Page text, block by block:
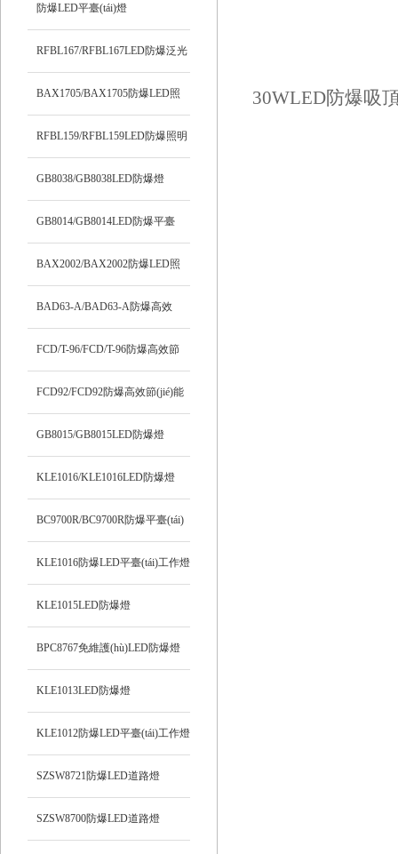
SPF341/SPF341
防爆LED平臺(tái)燈
SPF339/SPF339
RFBL167/RFBL167LED防爆泛光
燈
BAX1705/BAX1705防爆LED照
明燈
RFBL159/RFBL159LED防爆照明
燈
GB8038/GB8038LED防爆燈
GB8014/GB8014LED防爆平臺
(tái)燈
BAX2002/BAX2002防爆LED照
明燈
BAD63-A/BAD63-A防爆高效
LED燈
FCD/T-96/FCD/T-96防爆高效節
(jié)能LED燈
FCD92/FCD92防爆高效節(jié)能
LED燈
GB8015/GB8015LED防爆燈
KLE1016/KLE1016LED防爆燈
BC9700R/BC9700R防爆平臺(tái)
燈
KLE1016防爆LED平臺(tái)工作燈
KLE1015LED防爆燈
BPC8767免維護(hù)LED防爆燈
KLE1013LED防爆燈
KLE1012防爆LED平臺(tái)工作燈
SZSW8721防爆LED道路燈
SZSW8700防爆LED道路燈